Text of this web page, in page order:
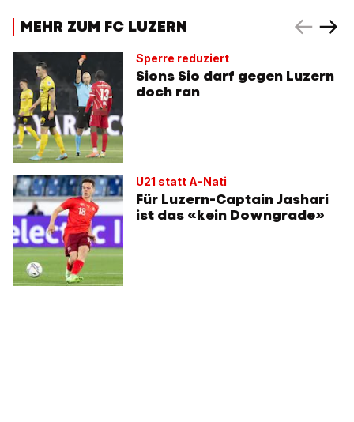
MEHR ZUM FC LUZERN
Sperre reduziert
Sions Sio darf gegen Luzern
doch ran
U21 statt A-Nati
Für Luzern-Captain Jashari
ist das «kein Downgrade»